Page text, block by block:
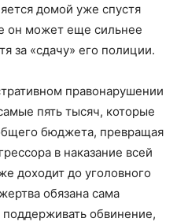
домой уже спустя
он может еще сильнее
за «сдачу» его полиции.
правонарушении
пять тысяч, которые
бюджета, превращая
в наказание всей
доходит до уголовного
обязана сама
поддерживать обвинение,